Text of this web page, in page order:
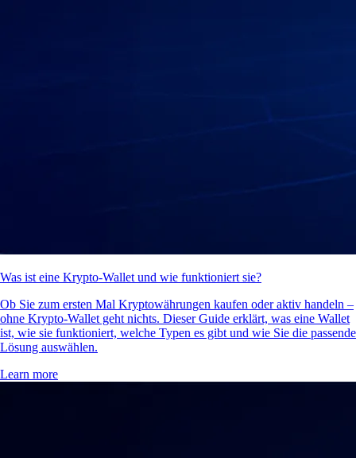
Was ist eine Krypto-Wallet und wie funktioniert sie?
Ob Sie zum ersten Mal Kryptowährungen kaufen oder aktiv handeln –
ohne Krypto-Wallet geht nichts. Dieser Guide erklärt, was eine Wallet
ist, wie sie funktioniert, welche Typen es gibt und wie Sie die passende
Lösung auswählen.
Learn more